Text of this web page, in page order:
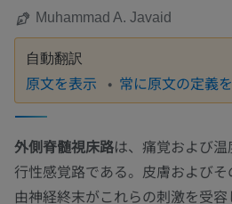
Muhammad A. Javaid
自動翻訳
原文を表示 常に原文の定義
外側脊髄視床路は、痛覚および
行性感覚路である。皮膚および
由神経終末がこれらの刺激を受